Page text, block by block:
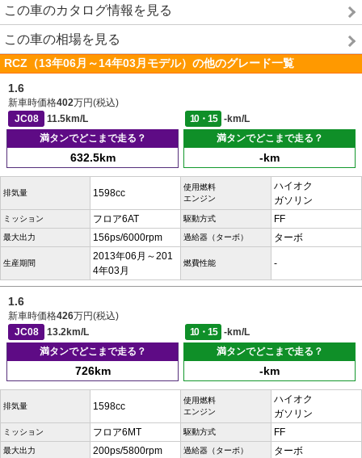
この車のカタログ情報を見る
この車の相場を見る
RCZ（13年06月～14年03月モデル）の他のグレード一覧
1.6
新車時価格402万円(税込)
JC08
11.5km/L 10・15
-km/L
満タンでどこまで走る？
632.5km
満タンでどこまで走る？
-km
排気量 1598cc
使用燃料
エンジン
ハイオク
ガソリン
ミッション フロア6AT 駆動方式 FF
最大出力 156ps/6000rpm 過給器（ターボ） ターボ
生産期間
2013年06月～201
4年03月
燃費性能 -
1.6
新車時価格426万円(税込)
JC08
13.2km/L 10・15
-km/L
満タンでどこまで走る？
726km
満タンでどこまで走る？
-km
排気量 1598cc
使用燃料
エンジン
ハイオク
ガソリン
ミッション フロア6MT 駆動方式 FF
最大出力 200ps/5800rpm 過給器（ターボ） ターボ